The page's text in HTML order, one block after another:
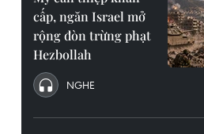
cấp, ngăn Israel mở
rộng đòn trừng phạt
Hezbollah
NGHE